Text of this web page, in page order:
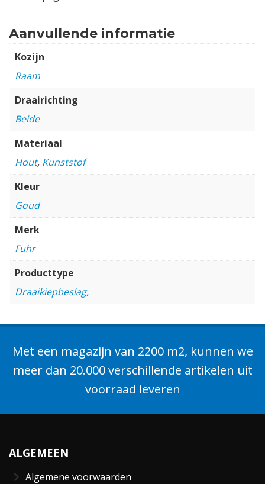
Aanvullende informatie
Kozijn
Raam
Draairichting
Beide
Materiaal
Hout, Kunststof
Kleur
Goud
Merk
Fuhr
Producttype
Draaikiepbeslag,
Met een magazijn van 2200 m2, kunnen we
meer dan 20.000 verschillende artikelen uit
voorraad leveren
ALGEMEEN
Algemene voorwaarden